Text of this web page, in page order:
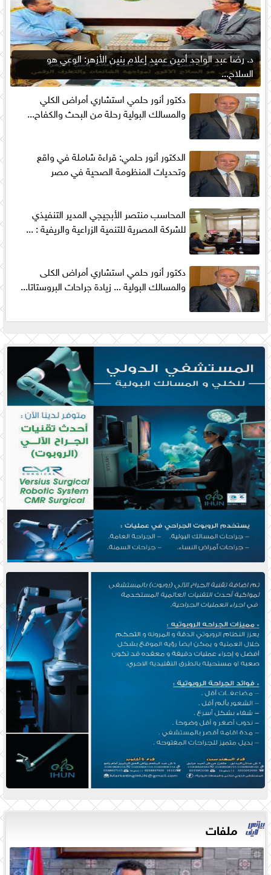
د. رضا عبد الواجد أمين عميد إعلام بنين الأزهر: الوعي هو
السلاح...
دكتور أنور حلمي استشاري أمراض الكلي
والمسالك البولية رحلة من البحث والكفاح...
الدكتور أنور حلمي: قراءة شاملة في واقع
وتحديات المنظومة الصحية في مصر
المحاسب منتصر الأبجيجي المدير التنفيذي
للشركة المصرية للتنمية الزراعية والريفية : ...
دكتور أنور حلمي استشاري أمراض الكلى
والمسالك البولية ... زيادة جراحات البروستاتا...
ملفات